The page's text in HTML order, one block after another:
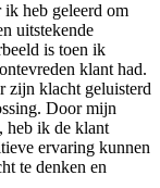
ik heb geleerd om
uitstekende
is toen ik
klant had.
zijn klacht geluisterd
Door mijn
heb ik de klant
ervaring kunnen
te denken en